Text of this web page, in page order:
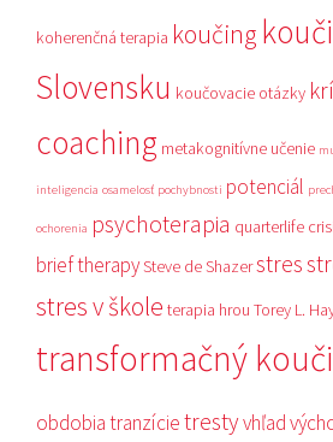
koherenčná terapia koučing
Slovensku koučovacie otázky
coaching metakognitívne učenie
inteligencia osamelosť pochybnosti potenciál
ochorenia psychoterapia quarterlife
brief therapySteve de Shazerstres
stres v škole terapia hrou Torey L.
transformačný
obdobiatranzícietrestyvhľad